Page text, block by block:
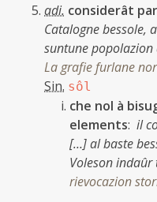
adi. considerât
Catalogne bessole,
suntune
La grafie furlane
Sin. sôl
che nol à
elements: il
[…] al baste
Voleson
rievocazion